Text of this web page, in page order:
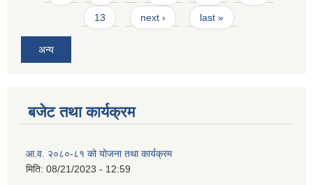
13 next › last »
अन्य
बजेट तथा कार्यक्रम
आ.व. २०८०-८१ को योजना तथा कार्यक्रम
मिति: 08/21/2023 - 12:59